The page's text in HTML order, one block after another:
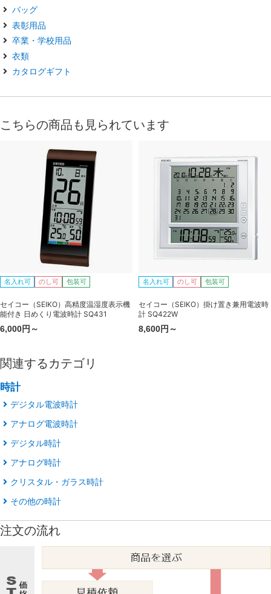
バッグ
表彰用品
卒業・学校用品
衣類
カタログギフト
こちらの商品も見られています
名入れ可 のし可 包装可
セイコー（SEIKO）高精度温湿度表示機
能付き 日めくり電波時計 SQ431
6,000円～
名入れ可 のし可 包装可
セイコー（SEIKO）掛け置き兼用電波時
計 SQ422W
8,600円～
関連するカテゴリ
時計
デジタル電波時計
アナログ電波時計
デジタル時計
アナログ時計
クリスタル・ガラス時計
その他の時計
注文の流れ